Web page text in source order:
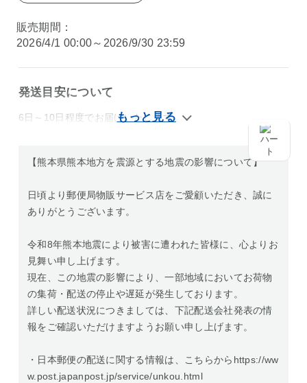
販売期間：
2026/4/1 00:00～2026/9/30 23:59
発送目安について
6日～10日程度でお届けいたします。
【熊本県熊本地方を震源とする地震の影響について】
日頃より郵便局物販サービス店をご愛顧いただき、誠に
ありがとうございます。
令和8年熊本地震により被害に遭われた皆様に、心よりお
見舞い申し上げます。
現在、この地震の影響により、一部地域においてお荷物
の集荷・配送の停止や遅延が発生しております。
詳しい配送状況につきましては、下記配送会社発表の情
報をご確認いただけますようお願い申し上げます。
・日本郵便の配送に関する情報は、こちらからhttps://ww
w.post.japanpost.jp/service/unkou.html